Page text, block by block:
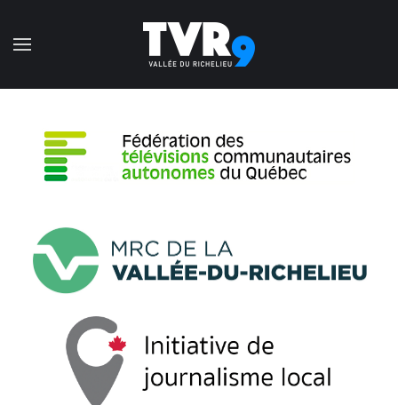
Accéder au contenu principal